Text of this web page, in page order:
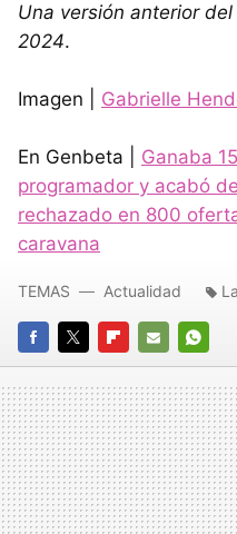
Una versión anterior
2024.
Imagen | Gabrielle
En Genbeta | Ganaba
programador y acabó
rechazado en 800
caravana
FACEBOOK
TWITTERFLIPBOARD
E-
MAIL
TEMAS Actualidad